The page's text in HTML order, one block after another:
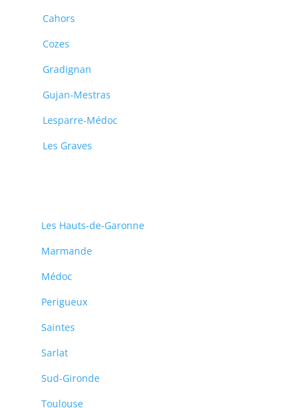
Cahors
Cozes
Gradignan
Gujan-Mestras
Lesparre-Médoc
Les Graves
Les Hauts-de-Garonne
Marmande
Médoc
Perigueux
Saintes
Sarlat
Sud-Gironde
Toulouse